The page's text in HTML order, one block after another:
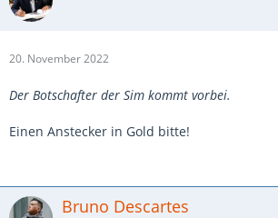
20. November 2022
Der Botschafter der Sim kommt vorbei.
Einen Anstecker in Gold bitte!
Bruno Descartes